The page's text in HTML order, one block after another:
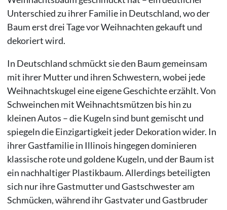
Unterschied zu ihrer Familie in Deutschland, wo der
Baum erst drei Tage vor Weihnachten gekauft und
dekoriert wird.
In Deutschland schmückt sie den Baum gemeinsam
mit ihrer Mutter und ihren Schwestern, wobei jede
Weihnachtskugel eine eigene Geschichte erzählt. Von
Schweinchen mit Weihnachtsmützen bis hin zu
kleinen Autos – die Kugeln sind bunt gemischt und
spiegeln die Einzigartigkeit jeder Dekoration wider. In
ihrer Gastfamilie in Illinois hingegen dominieren
klassische rote und goldene Kugeln, und der Baum ist
ein nachhaltiger Plastikbaum. Allerdings beteiligten
sich nur ihre Gastmutter und Gastschwester am
Schmücken, während ihr Gastvater und Gastbruder